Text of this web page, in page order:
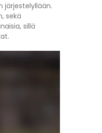
järjestelyllään.
sekä
sillä